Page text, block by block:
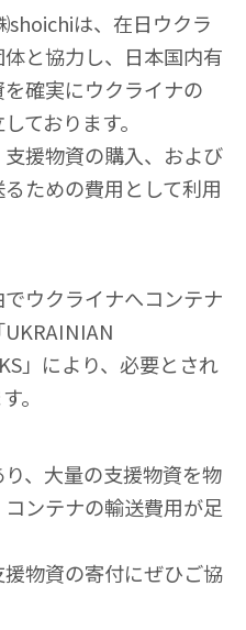
shoichiは、在日ウクラ
と協力し、日本国内有
確実にウクライナの
ております。
援物資の購入、および
ための費用として利用
ウクライナへコンテナ
」により、必要とされ
。
、大量の支援物資を物
ンテナの輸送費用が足
物資の寄付にぜひご協